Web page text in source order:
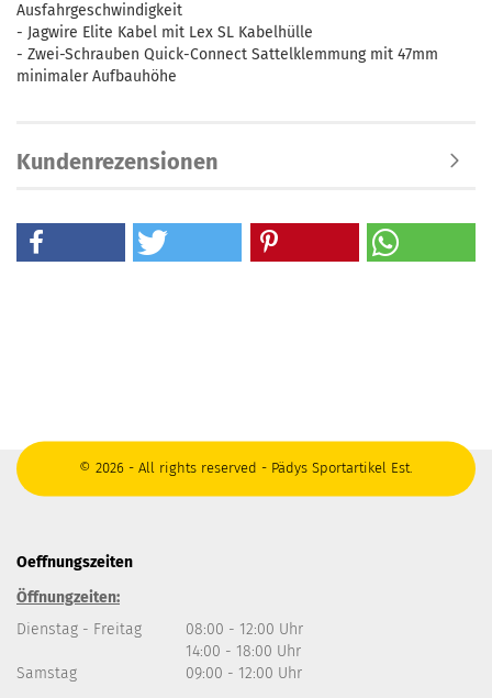
Ausfahrgeschwindigkeit
- Jagwire Elite Kabel mit Lex SL Kabelhülle
- Zwei-Schrauben Quick-Connect Sattelklemmung mit 47mm
minimaler Aufbauhöhe
Kundenrezensionen
© 2026 - All rights reserved - Pädys Sportartikel Est.
Oeffnungszeiten
Öffnungzeiten:
Dienstag - Freitag
08:00 - 12:00 Uhr
14:00 - 18:00 Uhr
Samstag
09:00 - 12:00 Uhr